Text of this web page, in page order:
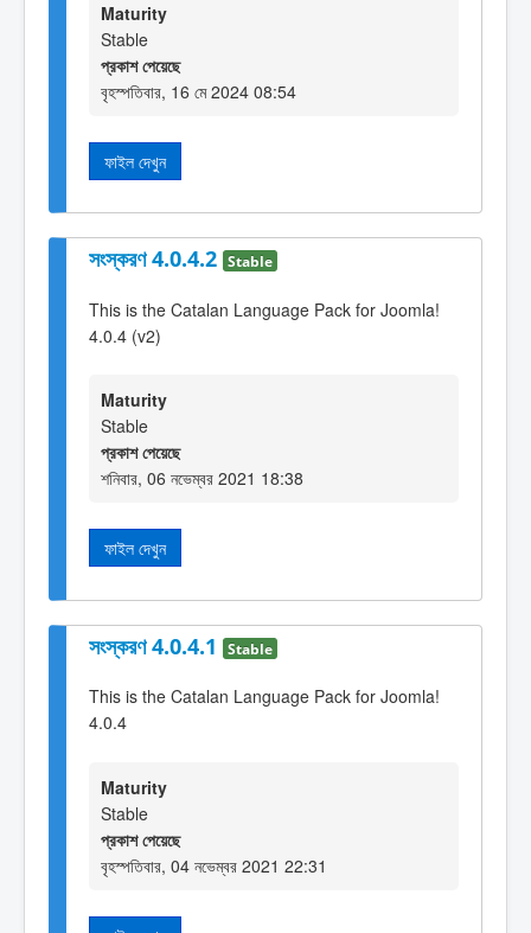
Maturity
Stable
প্রকাশ পেয়েছে
বৃহস্পতিবার, 16 মে 2024 08:54
ফাইল দেখুন
সংস্করণ 4.0.4.2 Stable
This is the Catalan Language Pack for Joomla!
4.0.4 (v2)
Maturity
Stable
প্রকাশ পেয়েছে
শনিবার, 06 নভেম্বর 2021 18:38
ফাইল দেখুন
সংস্করণ 4.0.4.1 Stable
This is the Catalan Language Pack for Joomla!
4.0.4
Maturity
Stable
প্রকাশ পেয়েছে
বৃহস্পতিবার, 04 নভেম্বর 2021 22:31